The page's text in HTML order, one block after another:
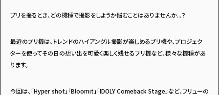
プリを撮るとき、どの機種で撮影をしようか悩むことはありませんか...？
最近のプリ機は、トレンドのハイアングル撮影が楽しめるプリ機や、プロジェク
ターを使ってその日の想い出を可愛く楽しく残せるプリ機など、様々な機種があ
ります。
今回は、「Hyper shot」「Bloomit」「IDOLY Comeback Stage」など、フリューの